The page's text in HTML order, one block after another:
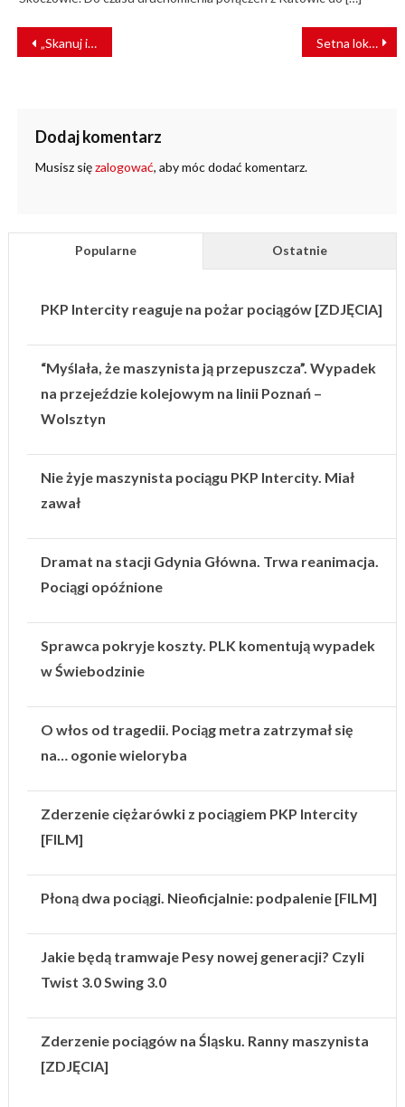
NAWIGACJA
WPISU
„Skanuj i jedź” – kody QR na przystankach kolejowych Setna lokomotywa ELP – kamień milowy dla kolei
Dodaj komentarz
Musisz sięzalogować, aby móc dodać komentarz.
Popularne Ostatnie
PKP Intercity reaguje na pożar pociągów [ZDJĘCIA]
“Myślała, że maszynista ją przepuszcza”. Wypadek
na przejeździe kolejowym na linii Poznań –
Wolsztyn
Nie żyje maszynista pociągu PKP Intercity. Miał
zawał
Dramat na stacji Gdynia Główna. Trwa reanimacja.
Pociągi opóźnione
Sprawca pokryje koszty. PLK komentują wypadek
w Świebodzinie
O włos od tragedii. Pociąg metra zatrzymał się
na… ogonie wieloryba
Zderzenie ciężarówki z pociągiem PKP Intercity
[FILM]
Płoną dwa pociągi. Nieoficjalnie: podpalenie [FILM]
Jakie będą tramwaje Pesy nowej generacji? Czyli
Twist 3.0 Swing 3.0
Zderzenie pociągów na Śląsku. Ranny maszynista
[ZDJĘCIA]